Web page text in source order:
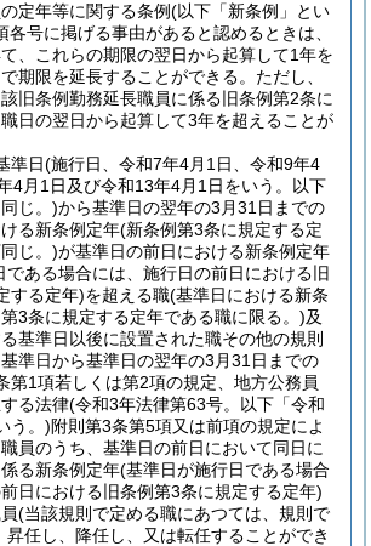
定年等に関する条例(以下「新条例」とい
各号に掲げる事由があると認めるときは、
、これらの期限の翌日から起算して1年を
期限を延長することができる。 ただし、
旧条例勤務延長職員に係る旧条例第2条に
日の翌日から起算して3年を超えることが
準日(施行日、令和7年4月1日、令和9年4
4月1日及び令和13年4月1日をいう。以下
じ。)から基準日の翌年の3月31日までの
る新条例定年(新条例第3条に規定する定
じ。)が基準日の前日における新条例定年
である場合には、施行日の前日における旧
する定年)を超える職(基準日における新条
3条に規定する定年である職に限る。)及
基準日以後に設置された職その他の規則
準日から基準日の翌年の3月31日までの
第1項若しくは第2項の規定、地方公務員
る法律(令和3年法律第63号。以下「令和
う。)附則第3条第5項又は前項の規定によ
員のうち、基準日の前日において同日に
る新条例定年(基準日が施行日である場合
日における旧条例第3条に規定する定年)
(当該規則で定める職にあつては、規則で
昇任し、降任し、又は転任することができ